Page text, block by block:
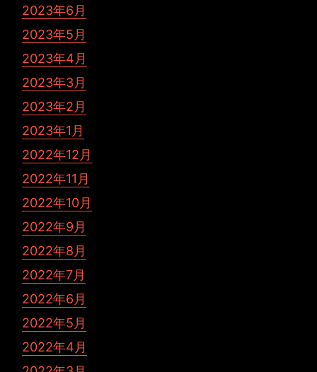
2023年6月
2023年5月
2023年4月
2023年3月
2023年2月
2023年1月
2022年12月
2022年11月
2022年10月
2022年9月
2022年8月
2022年7月
2022年6月
2022年5月
2022年4月